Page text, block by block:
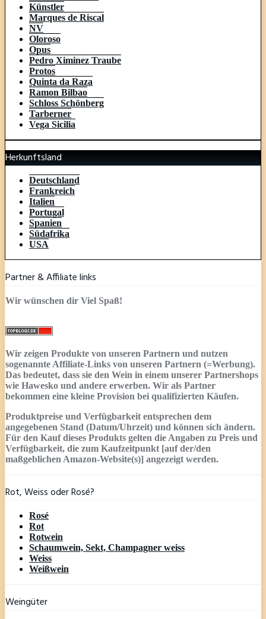
Künstler
Marques de Riscal
NV
Oloroso
Opus
Pedro Ximinez Traube
Protos
Quinta da Raza
Ramon Bilbao
Schloss Schönberg
Tarberner
Vega Sicilia
Herkunftsland
Deutschland
Frankreich
Italien
Portugal
Spanien
Südafrika
USA
Partner & Affiliate links
Wir wünschen dir Viel Spaß!
Wir zeigen Produkte von unseren Partnern und nutzen
sogenannte Affiliate-Links von unseren Partnern (=Werbung).
Das bedeutet, dass sie den Wein in einem unserer Partnershops
wie Hawesko und andere erwerben. Wir als Partner
bekommen eine kleine Provision bei qualifizierten Käufen.
Produktpreise und Verfügbarkeit entsprechen dem
angegebenen Stand (Datum/Uhrzeit) und können sich ändern.
Für den Kauf dieses Produkts gelten die Angaben zu Preis und
Verfügbarkeit, die zum Kaufzeitpunkt [auf der/den
maßgeblichen Amazon-Website(s)] angezeigt werden.
Rot, Weiss oder Rosé?
Rosé
Rot
Rotwein
Schaumwein, Sekt, Champagner weiss
Weiss
Weißwein
Weingüter